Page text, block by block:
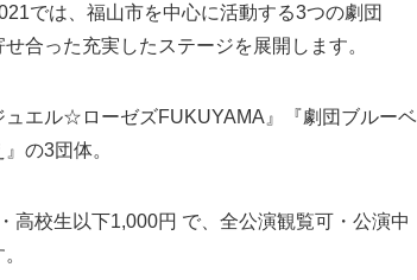
では、福山市を中心に活動する3つの劇団
合った充実したステージを展開します。
ュエル☆ローゼズFUKUYAMA』『劇団ブルーベ
の3団体。
高校生以下1,000円 で、全公演観覧可・公演中